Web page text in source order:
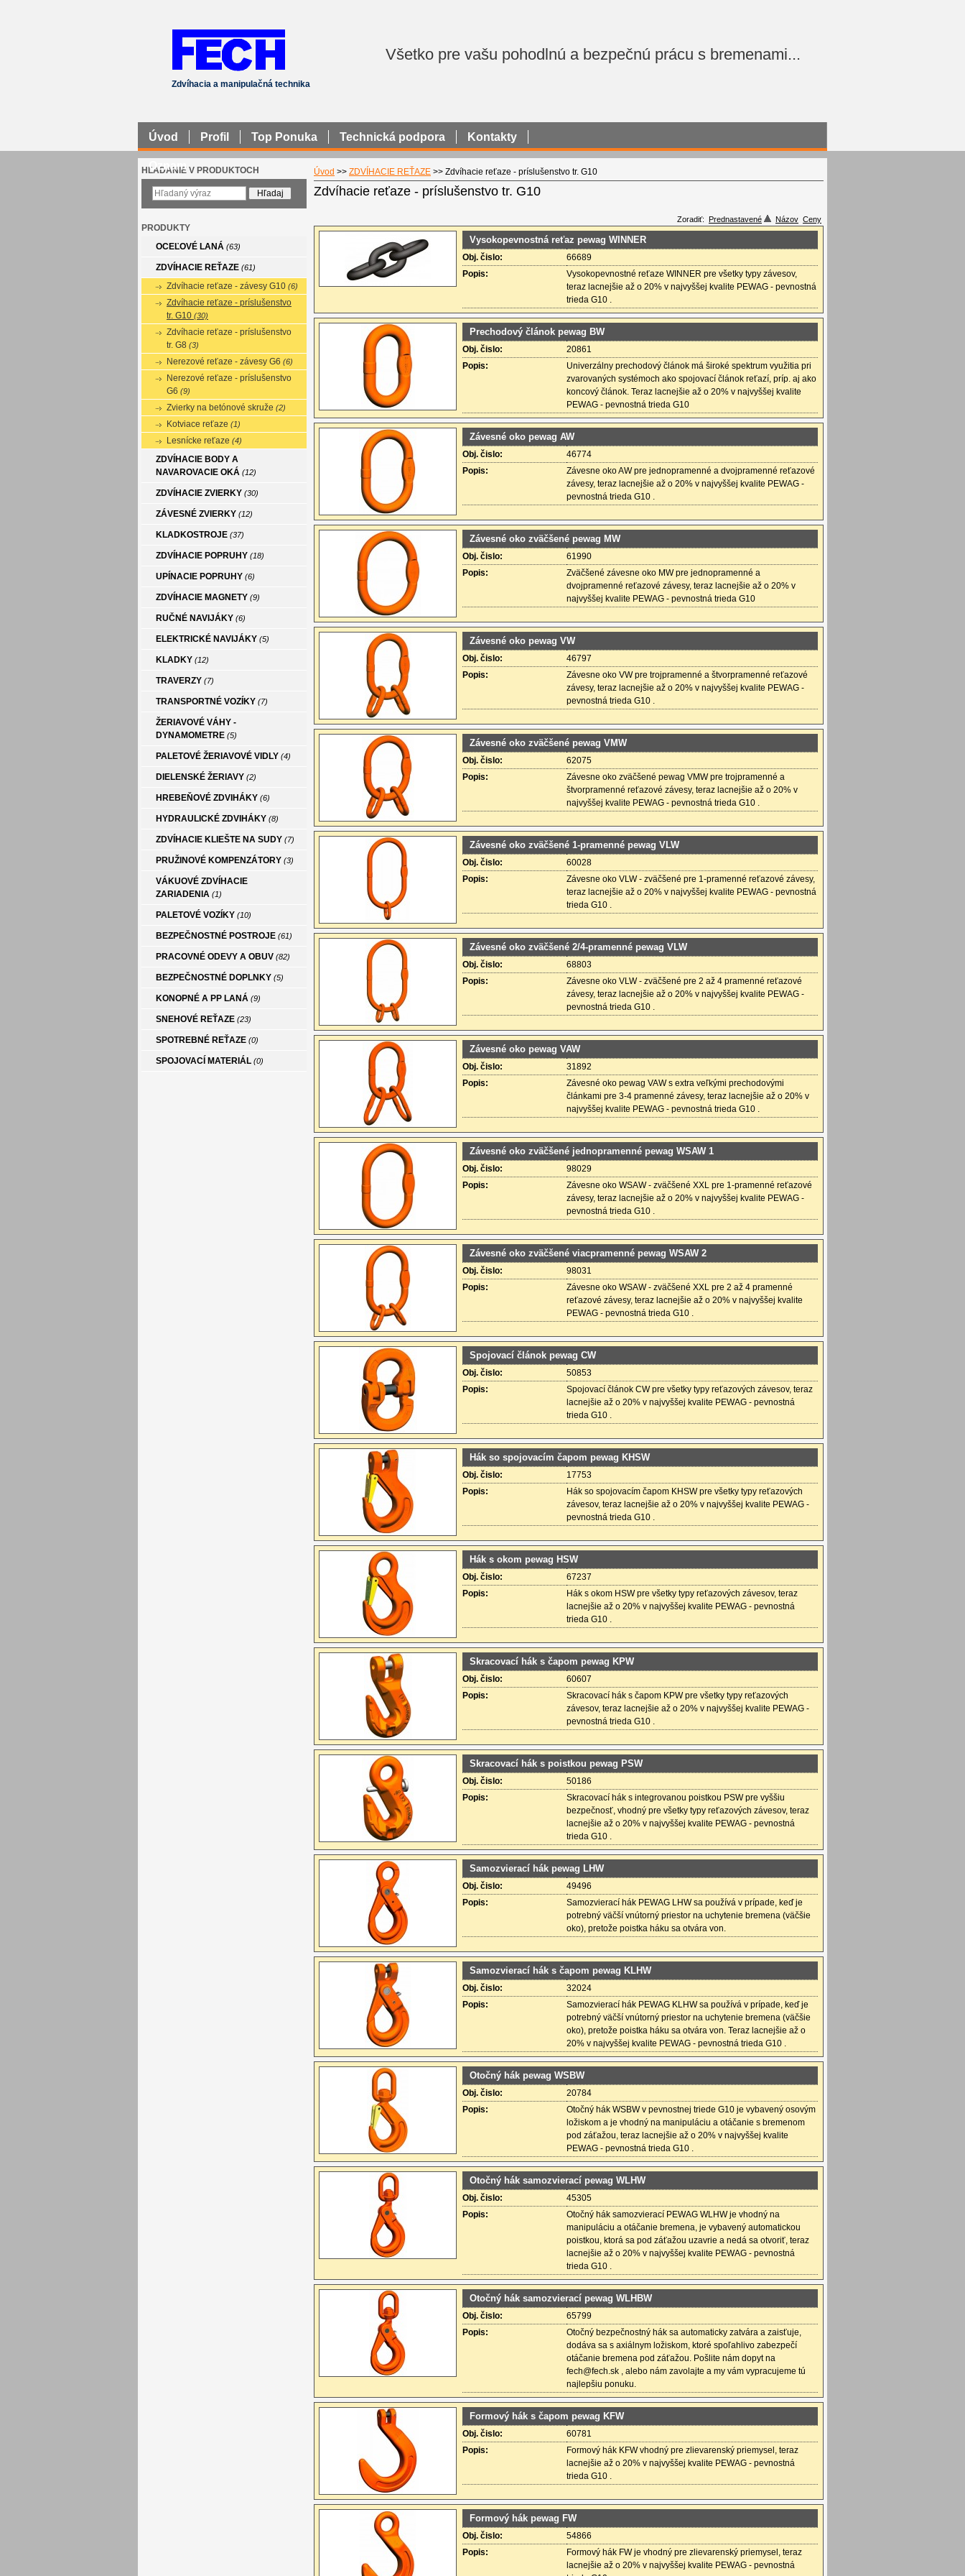
Zdvíhacia a manipulačná technika
Všetko pre vašu pohodlnú a bezpečnú prácu s bremenami...
Úvod >> ZDVÍHACIE REŤAZE >> Zdvíhacie reťaze - príslušenstvo tr. G10
Zdvíhacie reťaze - príslušenstvo tr. G10
Zoradiť: Prednastavené Názov Ceny
Vysokopevnostná reťaz pewag WINNER
Obj. čislo:
66689
Popis:
Vysokopevnostné reťaze WINNER pre všetky typy závesov,
teraz lacnejšie až o 20% v najvyššej kvalite PEWAG - pevnostná
trieda G10 .
Prechodový článok pewag BW
Obj. čislo:
20861
Popis:
Univerzálny prechodový článok má široké spektrum využitia pri
zvarovaných systémoch ako spojovací článok reťazí, príp. aj ako
koncový článok. Teraz lacnejšie až o 20% v najvyššej kvalite
PEWAG - pevnostná trieda G10
Závesné oko pewag AW
Obj. čislo:
46774
Popis:
Závesne oko AW pre jednopramenné a dvojpramenné reťazové
závesy, teraz lacnejšie až o 20% v najvyššej kvalite PEWAG -
pevnostná trieda G10 .
Závesné oko zväčšené pewag MW
Obj. čislo:
61990
Popis:
Zväčšené závesne oko MW pre jednopramenné a
dvojpramenné reťazové závesy, teraz lacnejšie až o 20% v
najvyššej kvalite PEWAG - pevnostná trieda G10
Závesné oko pewag VW
Obj. čislo:
46797
Popis:
Závesne oko VW pre trojpramenné a štvorpramenné reťazové
závesy, teraz lacnejšie až o 20% v najvyššej kvalite PEWAG -
pevnostná trieda G10 .
Závesné oko zväčšené pewag VMW
Obj. čislo:
62075
Popis:
Závesne oko zväčšené pewag VMW pre trojpramenné a
štvorpramenné reťazové závesy, teraz lacnejšie až o 20% v
najvyššej kvalite PEWAG - pevnostná trieda G10 .
Závesné oko zväčšené 1-pramenné pewag VLW
Obj. čislo:
60028
Popis:
Závesne oko VLW - zväčšené pre 1-pramenné reťazové závesy,
teraz lacnejšie až o 20% v najvyššej kvalite PEWAG - pevnostná
trieda G10 .
Závesné oko zväčšené 2/4-pramenné pewag VLW
Obj. čislo:
68803
Popis:
Závesne oko VLW - zväčšené pre 2 až 4 pramenné reťazové
závesy, teraz lacnejšie až o 20% v najvyššej kvalite PEWAG -
pevnostná trieda G10 .
Závesné oko pewag VAW
Obj. čislo:
31892
Popis:
Závesné oko pewag VAW s extra veľkými prechodovými
článkami pre 3-4 pramenné závesy, teraz lacnejšie až o 20% v
najvyššej kvalite PEWAG - pevnostná trieda G10 .
Závesné oko zväčšené jednopramenné pewag WSAW 1
Obj. čislo:
98029
Popis:
Závesne oko WSAW - zväčšené XXL pre 1-pramenné reťazové
závesy, teraz lacnejšie až o 20% v najvyššej kvalite PEWAG -
pevnostná trieda G10 .
Závesné oko zväčšené viacpramenné pewag WSAW 2
Obj. čislo:
98031
Popis:
Závesne oko WSAW - zväčšené XXL pre 2 až 4 pramenné
reťazové závesy, teraz lacnejšie až o 20% v najvyššej kvalite
PEWAG - pevnostná trieda G10 .
Spojovací článok pewag CW
Obj. čislo:
50853
Popis:
Spojovací článok CW pre všetky typy reťazových závesov, teraz
lacnejšie až o 20% v najvyššej kvalite PEWAG - pevnostná
trieda G10 .
Hák so spojovacím čapom pewag KHSW
Obj. čislo:
17753
Popis:
Hák so spojovacím čapom KHSW pre všetky typy reťazových
závesov, teraz lacnejšie až o 20% v najvyššej kvalite PEWAG -
pevnostná trieda G10 .
Hák s okom pewag HSW
Obj. čislo:
67237
Popis:
Hák s okom HSW pre všetky typy reťazových závesov, teraz
lacnejšie až o 20% v najvyššej kvalite PEWAG - pevnostná
trieda G10 .
Skracovací hák s čapom pewag KPW
Obj. čislo:
60607
Popis:
Skracovací hák s čapom KPW pre všetky typy reťazových
závesov, teraz lacnejšie až o 20% v najvyššej kvalite PEWAG -
pevnostná trieda G10 .
Skracovací hák s poistkou pewag PSW
Obj. čislo:
50186
Popis:
Skracovací hák s integrovanou poistkou PSW pre vyššiu
bezpečnosť, vhodný pre všetky typy reťazových závesov, teraz
lacnejšie až o 20% v najvyššej kvalite PEWAG - pevnostná
trieda G10 .
Samozvierací hák pewag LHW
Obj. čislo:
49496
Popis:
Samozvierací hák PEWAG LHW sa používá v prípade, keď je
potrebný väčší vnútorný priestor na uchytenie bremena (väčšie
oko), pretože poistka háku sa otvára von.
Samozvierací hák s čapom pewag KLHW
Obj. čislo:
32024
Popis:
Samozvierací hák PEWAG KLHW sa používá v prípade, keď je
potrebný väčší vnútorný priestor na uchytenie bremena (väčšie
oko), pretože poistka háku sa otvára von. Teraz lacnejšie až o
20% v najvyššej kvalite PEWAG - pevnostná trieda G10 .
Otočný hák pewag WSBW
Obj. čislo:
20784
Popis:
Otočný hák WSBW v pevnostnej triede G10 je vybavený osovým
ložiskom a je vhodný na manipuláciu a otáčanie s bremenom
pod záťažou, teraz lacnejšie až o 20% v najvyššej kvalite
PEWAG - pevnostná trieda G10 .
Otočný hák samozvierací pewag WLHW
Obj. čislo:
45305
Popis:
Otočný hák samozvierací PEWAG WLHW je vhodný na
manipuláciu a otáčanie bremena, je vybavený automatickou
poistkou, ktorá sa pod záťažou uzavrie a nedá sa otvoriť, teraz
lacnejšie až o 20% v najvyššej kvalite PEWAG - pevnostná
trieda G10 .
Otočný hák samozvierací pewag WLHBW
Obj. čislo:
65799
Popis:
Otočný bezpečnostný hák sa automaticky zatvára a zaisťuje,
dodáva sa s axiálnym ložiskom, ktoré spoľahlivo zabezpečí
otáčanie bremena pod záťažou. Pošlite nám dopyt na
fech@fech.sk , alebo nám zavolajte a my vám vypracujeme tú
najlepšiu ponuku.
Formový hák s čapom pewag KFW
Obj. čislo:
60781
Popis:
Formový hák KFW vhodný pre zlievarenský priemysel, teraz
lacnejšie až o 20% v najvyššej kvalite PEWAG - pevnostná
trieda G10 .
Formový hák pewag FW
Obj. čislo:
54866
Popis:
Formový hák FW je vhodný pre zlievarenský priemysel, teraz
lacnejšie až o 20% v najvyššej kvalite PEWAG - pevnostná
HĽADANIE V PRODUKTOCH
PRODUKTY
OCEĽOVÉ LANÁ (63)
ZDVÍHACIE REŤAZE (61)
Zdvíhacie reťaze - závesy G10 (6)
Zdvíhacie reťaze - príslušenstvo
tr. G10 (30)
Zdvíhacie reťaze - príslušenstvo
tr. G8 (3)
Nerezové reťaze - závesy G6 (6)
Nerezové reťaze - príslušenstvo
G6 (9)
Zvierky na betónové skruže (2)
Kotviace reťaze (1)
Lesnícke reťaze (4)
ZDVÍHACIE BODY A
NAVAROVACIE OKÁ (12)
ZDVÍHACIE ZVIERKY (30)
ZÁVESNÉ ZVIERKY (12)
KLADKOSTROJE (37)
ZDVÍHACIE POPRUHY (18)
UPÍNACIE POPRUHY (6)
ZDVÍHACIE MAGNETY (9)
RUČNÉ NAVIJÁKY (6)
ELEKTRICKÉ NAVIJÁKY (5)
KLADKY (12)
TRAVERZY (7)
TRANSPORTNÉ VOZÍKY (7)
ŽERIAVOVÉ VÁHY -
DYNAMOMETRE (5)
PALETOVÉ ŽERIAVOVÉ VIDLY (4)
DIELENSKÉ ŽERIAVY (2)
HREBEŇOVÉ ZDVIHÁKY (6)
HYDRAULICKÉ ZDVIHÁKY (8)
ZDVÍHACIE KLIEŠTE NA SUDY (7)
PRUŽINOVÉ KOMPENZÁTORY (3)
VÁKUOVÉ ZDVÍHACIE
ZARIADENIA (1)
PALETOVÉ VOZÍKY (10)
BEZPEČNOSTNÉ POSTROJE (61)
PRACOVNÉ ODEVY A OBUV (82)
BEZPEČNOSTNÉ DOPLNKY (5)
KONOPNÉ A PP LANÁ (9)
SNEHOVÉ REŤAZE (23)
SPOTREBNÉ REŤAZE (0)
SPOJOVACÍ MATERIÁL (0)
Úvod Profil Top Ponuka Technická podpora Kontakty
Oznam